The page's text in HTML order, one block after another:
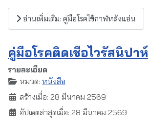
อ่านเพิ่มเติม: คู่มือโรคไข้กาฬหลังแอ่น
คู่มือโรคติดเชื้อไวรัสนิปาห์
รายละเอียด
หมวด: หนังสือ
สร้างเมื่อ: 28 มีนาคม 2569
อัปเดตล่าสุดเมื่อ: 28 มีนาคม 2569